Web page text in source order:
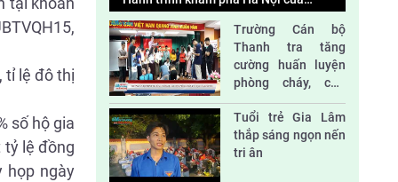
tỉ lệ đô thị
số hộ gia
tỷ lệ đồng
họp ngày
Tác động của thiên tai và biến đổi khí hậu
đối với phát triển bền vững ở Việt Nam
Nhà vách kính lớn- sát thủ năng lượng
Trường Cán bộ
Thanh tra tăng
cường huấn luyện
phòng cháy, cứu
nạn và sơ cấp cứu
Tuổi trẻ Gia Lâm
thắp sáng ngọn nến
tri ân